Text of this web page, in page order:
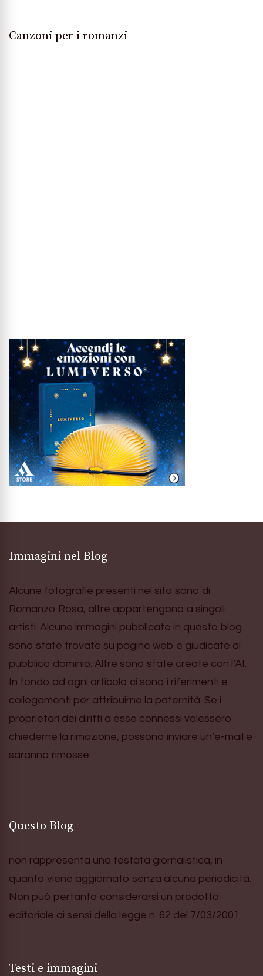
Canzoni per i romanzi
Immagini nel Blog
Alcune fotografie presenti nel sito sono di
Romanzo Rosa, altre appartengono a singoli
artisti. Alcune immagini pubblicate in questo blog
sono state trovate su pagine web e giudicate di
pubblico dominio. Altre sono state create con l’AI.
In fondo ad ogni articolo ci sono i riferimenti e
collegamenti per attribuirne la paternità. Se i
proprietari dei diritti a esse connessi volessero
chiederne la rimozione, possono inviare un’e-mail e
saranno rimosse.
Questo Blog
non rappresenta una testata giornalistica, in
quanto viene aggiornato senza alcuna periodicità.
Non può pertanto considerarsi un prodotto
editoriale ai sensi della legge n. 62 del 7/03/2001.
Testi e immagini